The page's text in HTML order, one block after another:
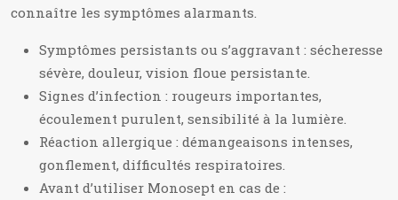
connaître les symptômes alarmants.
Symptômes persistants ou s’aggravant : sécheresse
sévère, douleur, vision floue persistante.
Signes d’infection : rougeurs importantes,
écoulement purulent, sensibilité à la lumière.
Réaction allergique : démangeaisons intenses,
gonflement, difficultés respiratoires.
Avant d’utiliser Monosept en cas de :